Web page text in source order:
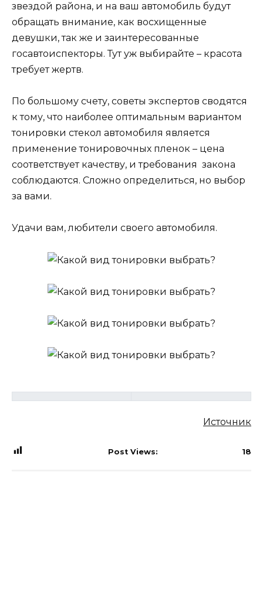
звездой района, и на ваш автомобиль будут
обращать внимание, как восхищенные
девушки, так же и заинтересованные
госавтоиспекторы. Тут уж выбирайте – красота
требует жертв.
По большому счету, советы экспертов сводятся
к тому, что наиболее оптимальным вариантом
тонировки стекол автомобиля является
применение тонировочных пленок – цена
соответствует качеству, и требования закона
соблюдаются. Сложно определиться, но выбор
за вами.
Удачи вам, любители своего автомобиля.
Источник
Post Views: 18